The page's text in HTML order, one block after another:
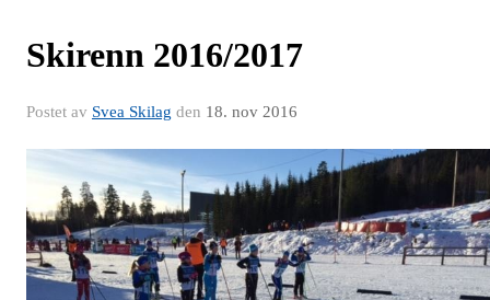
Skirenn 2016/2017
Postet av Svea Skilag den 18. nov 2016